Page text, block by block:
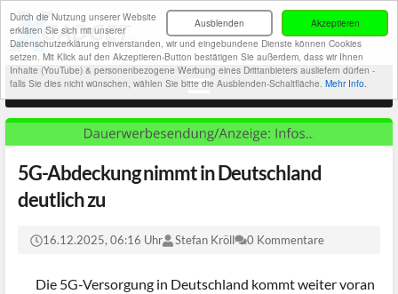
Akzeptieren
Ausblenden
Durch die Nutzung unserer Website
erklären Sie sich mit unserer
Datenschutzerklärung einverstanden, wir und eingebundene Dienste können Cookies
setzen. Mit Klick auf den Akzeptieren-Button bestätigen Sie außerdem, dass wir Ihnen
Inhalte (YouTube) & personenbezogene Werbung eines Drittanbieters ausliefern dürfen -
falls Sie dies nicht wünschen, wählen Sie bitte die Ausblenden-Schaltfläche. Mehr Info.
5G-Abdeckung nimmt in Deutschland
deutlich zu
16.12.2025, 06:16 Uhr Stefan Kröll 0 Kommentare
Die 5G-Versorgung in Deutschland kommt weiter voran